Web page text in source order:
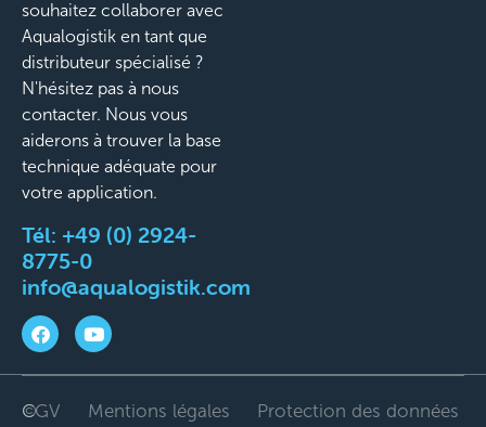
souhaitez collaborer avec
Aqualogistik en tant que
distributeur spécialisé ?
N'hésitez pas à nous
contacter. Nous vous
aiderons à trouver la base
technique adéquate pour
votre application.
Tél: +49 (0) 2924-
8775-0
info@aqualogistik.com
©
CGV Mentions légales
Protection des données